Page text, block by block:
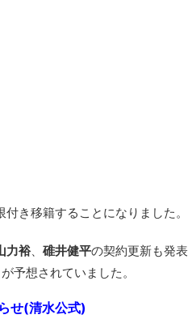
き移籍することになりました。
力裕、 碓井健平の契約更新も発表
予想されていました。
せ(清水公式)